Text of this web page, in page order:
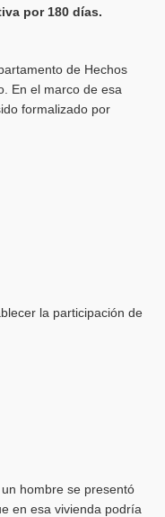
por 180 días.
de Hechos
En el marco de esa
formalizado por
la participación de
hombre se presentó
en esa vivienda podría